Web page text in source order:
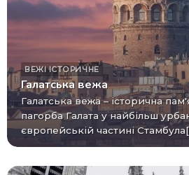
ВЕЖІ ІСТОРИЧНЕ
Галатська вежа
Галатська вежа – історична пам'ятка на схилі
пагорба Галата у найбільш
європейській частині